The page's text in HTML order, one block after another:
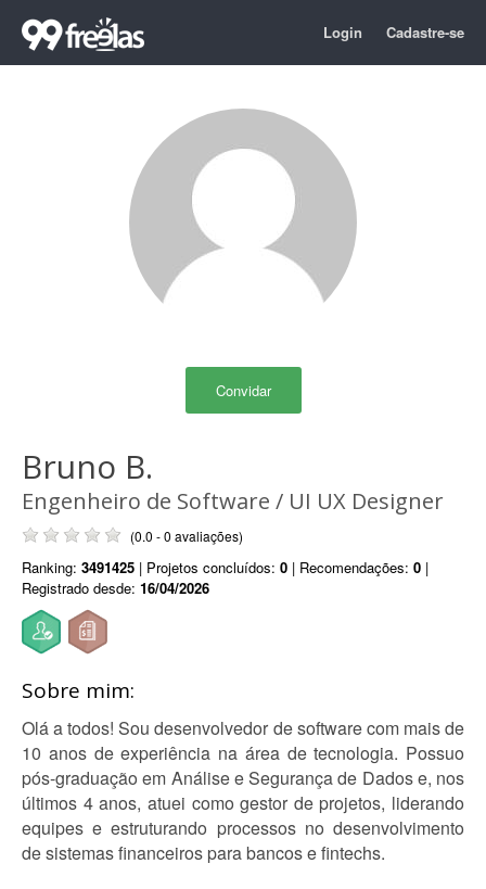
Login Cadastre-se
Convidar
Bruno B.
Engenheiro de Software / UI UX Designer
(0.0 - 0 avaliações)
Ranking: 3491425 | Projetos concluídos: 0 | Recomendações: 0 |
Registrado desde: 16/04/2026
Sobre mim:
Olá a todos! Sou desenvolvedor de software com mais de
10 anos de experiência na área de tecnologia. Possuo
pós-graduação em Análise e Segurança de Dados e, nos
últimos 4 anos, atuei como gestor de projetos, liderando
equipes e estruturando processos no desenvolvimento
de sistemas financeiros para bancos e fintechs.